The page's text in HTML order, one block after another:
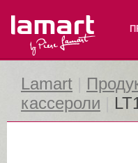
Lamart
Lamart
кассероли